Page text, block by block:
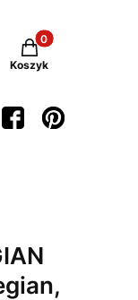
Produkty w
Koszyk